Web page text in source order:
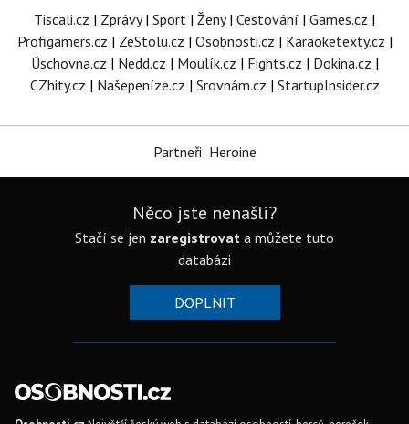
Tiscali.cz | Zprávy| Sport | Ženy| Cestování | Games.cz |
Profigamers.cz | ZeStolu.cz | Osobnosti.cz | Karaoketexty.cz |
Úschovna.cz | Nedd.cz | Moulík.cz | Fights.cz | Dokina.cz |
CZhity.cz | Našepeníze.cz | Srovnám.cz | StartupInsider.cz
Partneři: Heroine
Něco jste nenašli?
Stačí se jen zaregistrovat a můžete tuto
databázi
DOPLNIT